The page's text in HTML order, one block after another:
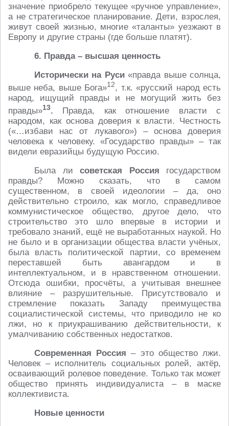
значение приобрело текущее «ручное управление»,
а не стратегическое планирование. Дети, взрослея,
живут своей жизнью, многие «таланты» уезжают в
Европу и другие страны (где больше платят).
6. Правда – высшая ценность
Исторически на Руси«правда выше солнца,
выше неба, выше Бога»12, т.к. «русский народ есть
народ, ищущий правды и не могущий жить без
правды»13. Правда, как отношение власти с
народом, как основа доверия к власти. Честность
(«…избави нас от лукавого») – основа доверия
человека к человеку. «Государство правды» – так
видели евразийцы будущую Россию.
Была ли советская Россия государством
правды? Можно сказать, что в самом
существенном, в своей идеологии – да, оно
действительно строило, как могло, справедливое
коммунистическое общество, другое дело, что
строительство это шло впервые в истории и
требовало знаний, ещё не выработанных наукой. Но
не было и в организации общества власти учёных,
была власть политической партии, со временем
переставшей быть авангардом и в
интеллектуальном, и в нравственном отношении.
Отсюда ошибки, просчёты, а учитывая внешнее
влияние – разрушительные. Присутствовало и
стремление показать Западу преимущества
социалистической системы, что приводило не ко
лжи, но к приукрашиванию действительности, к
умалчиванию собственных недостатков.
Современная Россия – это общество лжи.
Человек – исполнитель социальных ролей, актёр,
осваивающий ролевое поведение. Только так может
общество принять индивидуалиста – в маске
коллективиста.
Новые ценности